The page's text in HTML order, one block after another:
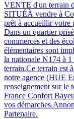
VENTE d'un terrain
SITUÉÀ vendre à
prêt à accueillir votre
Dans un quartier
commerces et des
élémentaires sont
la nationale N174 à
terrain.Ce terrain est
notre agence (HUE
renseignement sur le
France Confort
vos
Partenaire.